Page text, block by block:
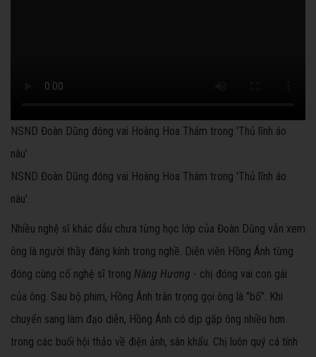
NSND Đoàn Dũng đóng vai Hoàng Hoa Thám trong 'Thủ lĩnh áo
nâu'
NSND Đoàn Dũng đóng vai Hoàng Hoa Thám trong 'Thủ lĩnh áo
nâu'.
Nhiều nghệ sĩ khác dẫu chưa từng học lớp của Đoàn Dũng vẫn xem
ông là người thầy đáng kính trong nghề. Diễn viên Hồng Ánh từng
đóng cùng cố nghệ sĩ trong Nàng Hương - chị đóng vai con gái
của ông. Sau bộ phim, Hồng Ánh trân trọng gọi ông là "bố". Khi
chuyển sang làm đạo diễn, Hồng Ánh có dịp gặp ông nhiều hơn
trong các buổi hội thảo về điện ảnh, sân khấu. Chị luôn quý cá tính